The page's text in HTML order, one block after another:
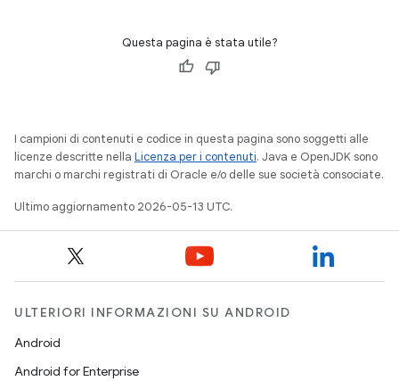
Questa pagina è stata utile?
I campioni di contenuti e codice in questa pagina sono soggetti alle
licenze descritte nella Licenza per i contenuti. Java e OpenJDK sono
marchi o marchi registrati di Oracle e/o delle sue società consociate.
Ultimo aggiornamento 2026-05-13 UTC.
ULTERIORI INFORMAZIONI SU ANDROID
Android
Android for Enterprise